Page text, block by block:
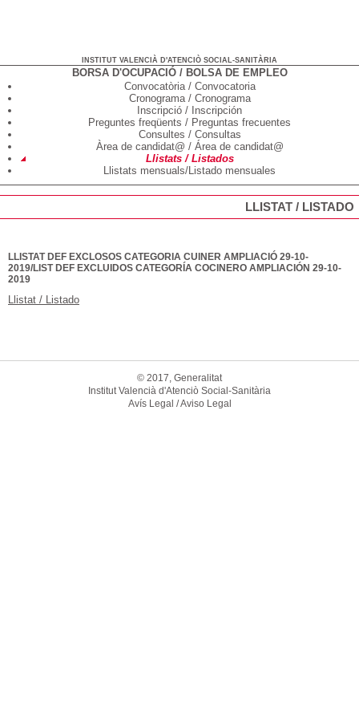
INSTITUT VALENCIÀ D'ATENCIÒ SOCIAL-SANITÀRIA
BORSA D'OCUPACIÓ / BOLSA DE EMPLEO
Convocatòria / Convocatoria
Cronograma / Cronograma
Inscripció / Inscripción
Preguntes freqüents / Preguntas frecuentes
Consultes / Consultas
Àrea de candidat@ / Área de candidat@
Llistats / Listados
Llistats mensuals/Listado mensuales
LLISTAT / LISTADO
LLISTAT DEF EXCLOSOS CATEGORIA CUINER AMPLIACIÓ 29-10-
2019/LIST DEF EXCLUIDOS CATEGORÍA COCINERO AMPLIACIÓN 29-10-
2019
Llistat / Listado
© 2017, Generalitat
Institut Valencià d'Atenciò Social-Sanitària
Avís Legal / Aviso Legal